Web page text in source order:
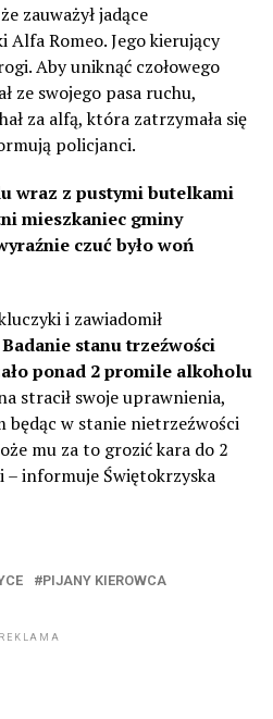
zauważył jadące
Romeo. Jego kierujący
Aby uniknąć czołowego
ze swojego pasa ruchu,
za alfą, która zatrzymała się
policjanci.
wraz z pustymi butelkami
mieszkaniec gminy
czuć było woń
i zawiadomił
Badanie stanu trzeźwości
ponad 2 promile alkoholu
stracił swoje uprawnienia,
będąc w stanie nietrzeźwości
mu za to grozić kara do 2
informuje Świętokrzyska
PIJANY KIEROWCA
REKLAMA